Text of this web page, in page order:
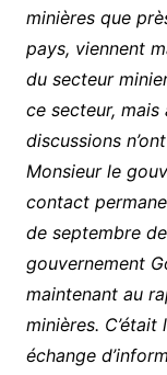
minières que
pays, viennent
du secteur
ce secteur,
discussions
Monsieur le
contact
de septembre
gouvernement
maintenant au
minières. C’était
échange